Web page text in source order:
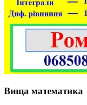
Вища математика